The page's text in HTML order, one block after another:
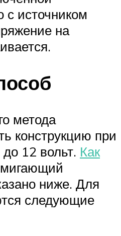
с источником
на
метода
конструкцию при
12 вольт. Как
мигающий
ниже. Для
следующие